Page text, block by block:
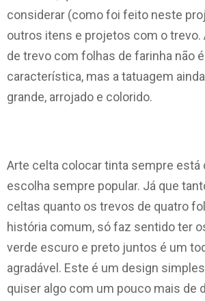
considerar (como foi feito neste
outros itens e projetos com o trevo.
de trevo com folhas de farinha não é
característica, mas a tatuagem
grande, arrojado e colorido.
Arte celta colocar tinta sempre está
escolha sempre popular. Já que
celtas quanto os trevos de quatro
história comum, só faz sentido ter
verde escuro e preto juntos é um
agradável. Este é um design
quiser algo com um pouco mais de